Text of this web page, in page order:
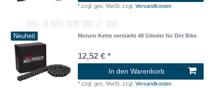
*zzgl. ges. MwSt. zzgl.Versandkosten
Neuheit Moturo Kette verstärkt 48 Glieder für Dirt Bike
12,52 € *
In den Warenkorb
*zzgl. ges. MwSt. zzgl.Versandkosten